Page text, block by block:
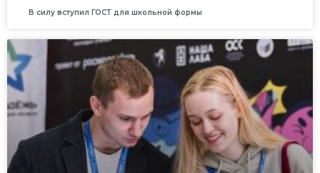
В силу вступил ГОСТ для школьной формы